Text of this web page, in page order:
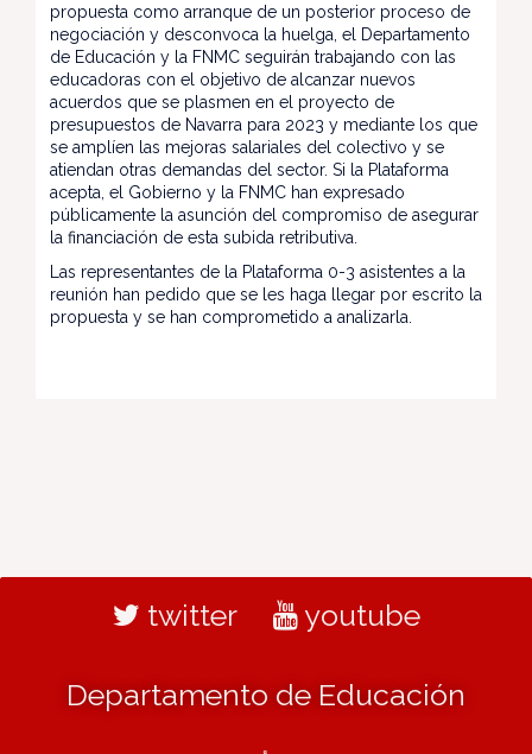
propuesta como arranque de un posterior proceso de
negociación y desconvoca la huelga, el Departamento
de Educación y la FNMC seguirán trabajando con las
educadoras con el objetivo de alcanzar nuevos
acuerdos que se plasmen en el proyecto de
presupuestos de Navarra para 2023 y mediante los que
se amplíen las mejoras salariales del colectivo y se
atiendan otras demandas del sector. Si la Plataforma
acepta, el Gobierno y la FNMC han expresado
públicamente la asunción del compromiso de asegurar
la financiación de esta subida retributiva.
Las representantes de la Plataforma 0-3 asistentes a la
reunión han pedido que se les haga llegar por escrito la
propuesta y se han comprometido a analizarla.
twitter youtube
Departamento de Educación